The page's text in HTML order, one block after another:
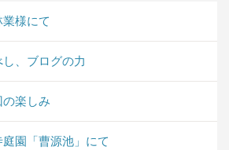
業様にて
、ブログの力
の楽しみ
庭園「曹源池」にて